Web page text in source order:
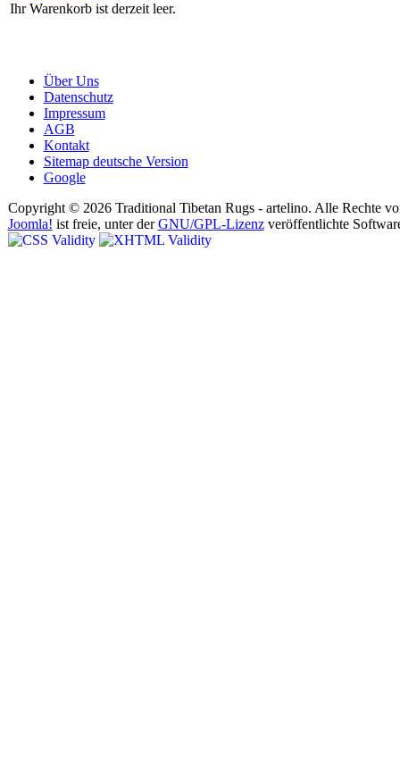
Ihr Warenkorb ist derzeit leer.
Über Uns
Datenschutz
Impressum
AGB
Kontakt
Sitemap deutsche Version
Google
Copyright © 2026 Traditional Tibetan Rugs - artelino. Alle Rechte
Joomla! ist freie, unter derGNU/GPL-Lizenzveröffentlichte